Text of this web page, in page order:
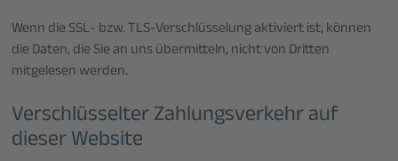
Wenn die SSL- bzw. TLS-Verschlüsselung aktiviert ist, können
die Daten, die Sie an uns übermitteln, nicht von Dritten
mitgelesen werden.
Verschlüsselter Zahlungsverkehr auf
dieser Website